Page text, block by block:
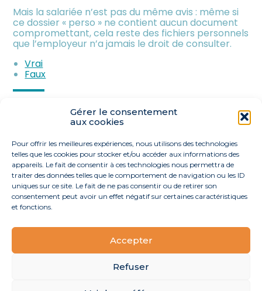
Gérer le consentement
aux cookies
Pour offrir les meilleures expériences, nous utilisons des technologies
telles que les cookies pour stocker et/ou accéder aux informations des
appareils. Le fait de consentir à ces technologies nous permettra de
traiter des données telles que le comportement de navigation ou les ID
uniques sur ce site. Le fait de ne pas consentir ou de retirer son
consentement peut avoir un effet négatif sur certaines caractéristiques
et fonctions.
Accepter
Refuser
Investir dans la location
meublée
Mais la salariée n’est pas du même avis : même si
ce dossier « perso » ne contient aucun document
compromettant, cela reste des fichiers personnels
que l’employeur n’a jamais le droit de consulter.
Vrai
Faux
FaceBook
TwitterLinkedIn
40 route de l’Océan 44170 La Grigonnais Linkedin